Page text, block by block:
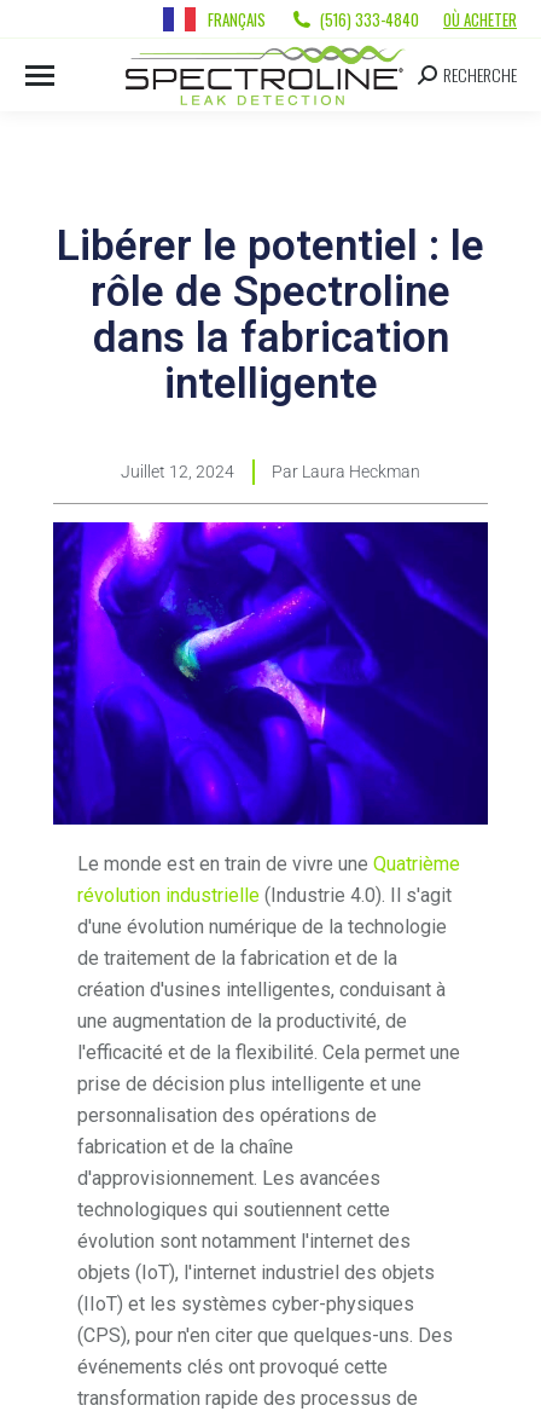
FRANÇAIS (516) 333-4840 OÙ ACHETER
RECHERCHE
Libérer le potentiel : le
rôle de Spectroline
dans la fabrication
intelligente
Juillet 12, 2024 Par Laura Heckman
Le monde est en train de vivre uneQuatrième
révolution industrielle (Industrie 4.0). Il s'agit
d'une évolution numérique de la technologie
de traitement de la fabrication et de la
création d'usines intelligentes, conduisant à
une augmentation de la productivité, de
l'efficacité et de la flexibilité. Cela permet une
prise de décision plus intelligente et une
personnalisation des opérations de
fabrication et de la chaîne
d'approvisionnement. Les avancées
technologiques qui soutiennent cette
évolution sont notamment l'internet des
objets (IoT), l'internet industriel des objets
(IIoT) et les systèmes cyber-physiques
(CPS), pour n'en citer que quelques-uns. Des
événements clés ont provoqué cette
transformation rapide des processus de